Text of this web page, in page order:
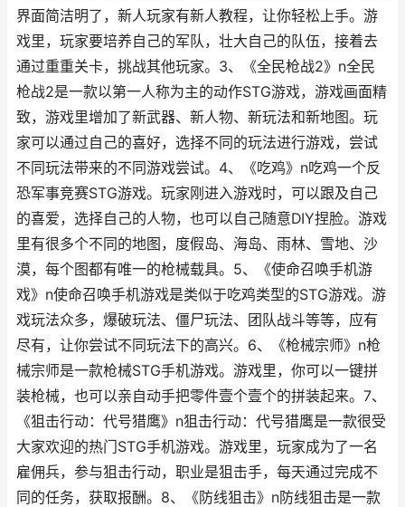
界面简洁明了，新人玩家有新人教程，让你轻松上手。游
戏里，玩家要培养自己的军队，壮大自己的队伍，接着去
通过重重关卡，挑战其他玩家。3、《全民枪战2》n全民
枪战2是一款以第一人称为主的动作STG游戏，游戏画面精
致，游戏里增加了新武器、新人物、新玩法和新地图。玩
家可以通过自己的喜好，选择不同的玩法进行游戏，尝试
不同玩法带来的不同游戏尝试。4、《吃鸡》n吃鸡一个反
恐军事竞赛STG游戏。玩家刚进入游戏时，可以跟及自己
的喜爱，选择自己的人物，也可以自己随意DIY捏脸。游戏
里有很多个不同的地图，度假岛、海岛、雨林、雪地、沙
漠，每个图都有唯一的枪械载具。5、《使命召唤手机游
戏》n使命召唤手机游戏是类似于吃鸡类型的STG游戏。游
戏玩法众多，爆破玩法、僵尸玩法、团队战斗等等，应有
尽有，让你尝试不同玩法下的高兴。6、《枪械宗师》n枪
械宗师是一款枪械STG手机游戏。游戏里，你可以一键拼
装枪械，也可以亲自动手把零件壹个壹个的拼装起来。7、
《狙击行动：代号猎鹰》n狙击行动：代号猎鹰是一款很受
大家欢迎的热门STG手机游戏。游戏里，玩家成为了一名
雇佣兵，参与狙击行动，职业是狙击手，每天通过完成不
同的任务，获取报酬。8、《防线狙击》n防线狙击是一款